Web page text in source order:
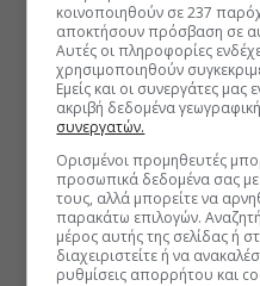
κοινοποιηθούν σε 237
αποκτήσουν πρόσβαση σε
Αυτές οι πληροφορίες
χρησιμοποιηθούν
Εμείς και οι συνεργάτες
ακριβή δεδομένα
συνεργατών.
Ορισμένοι προμηθευτές
προσωπικά δεδομένα σας
τους, αλλά μπορείτε να
παρακάτω επιλογών.
μέρος αυτής της σελίδας ή
διαχειριστείτε ή να
ρυθμίσεις απορρήτου και